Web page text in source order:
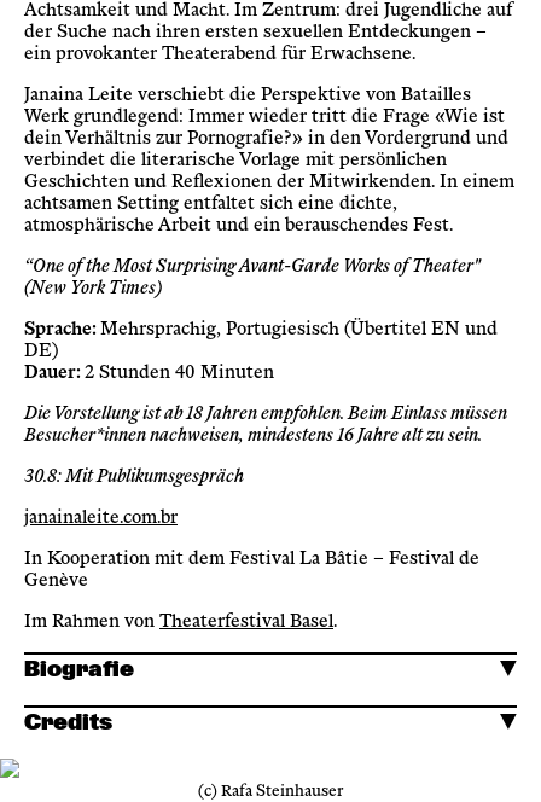
Service
Archiv
Achtsamkeit und Macht. Im Zentrum: drei Jugendliche auf
der Suche nach ihren ersten sexuellen Entdeckungen –
ein provokanter Theaterabend für Erwachsene.
Janaina Leite verschiebt die Perspektive von Batailles
Werk grundlegend: Immer wieder tritt die Frage «Wie ist
dein Verhältnis zur Pornografie?» in den Vordergrund und
verbindet die literarische Vorlage mit persönlichen
Geschichten und Reflexionen der Mitwirkenden. In einem
achtsamen Setting entfaltet sich eine dichte,
atmosphärische Arbeit und ein berauschendes Fest.
“One of the Most Surprising Avant-Garde Works of Theater"
(New York Times)
Sprache:Mehrsprachig, Portugiesisch (Übertitel EN und
DE)
Dauer:2 Stunden 40 Minuten
Die Vorstellung ist ab 18 Jahren empfohlen. Beim Einlass müssen
Besucher*innen nachweisen, mindestens 16 Jahre alt zu sein.
30.8: Mit Publikumsgespräch
janainaleite.com.br
In Kooperation mit dem Festival La Bâtie – Festival de
Genève
Im Rahmen von Theaterfestival Basel.
Biografie
Credits
(c) Rafa Steinhauser